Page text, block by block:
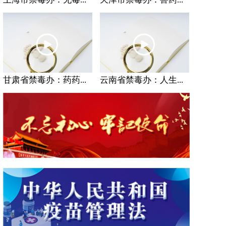
甘肃省禁毒办：药药... 云南省禁毒办：人生...